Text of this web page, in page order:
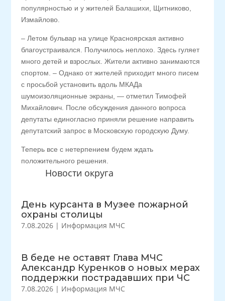
Новости округа
День курсанта в Музее пожарной
охраны столицы
7.08.2026 | Информация МЧС
В беде не оставят Глава МЧС
Александр Куренков о новых мерах
поддержки пострадавших при ЧС
7.08.2026 | Информация МЧС
популярностью и у жителей Балашихи, Щитниково,
Измайлово.
– Летом бульвар на улице Красноярская активно
благоустраивался. Получилось неплохо. Здесь гуляет
много детей и взрослых. Жители активно занимаются
спортом. – Однако от жителей приходит много писем
с просьбой установить вдоль МКАДа
шумоизоляционные экраны, — отметил Тимофей
Михайлович. После обсуждения данного вопроса
депутаты единогласно приняли решение направить
депутатский запрос в Московскую городскую Думу.
Теперь все с нетерпением будем ждать
положительного решения.